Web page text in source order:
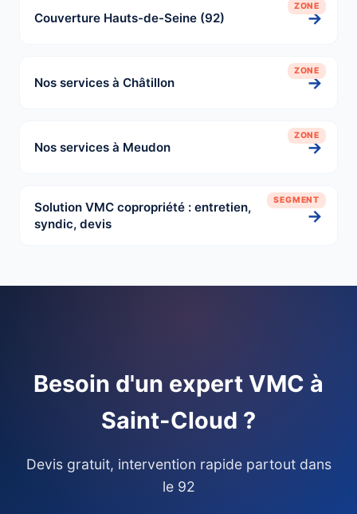
ZONE
Couverture Hauts-de-Seine (92) →
ZONE
Nos services à Châtillon →
ZONE
Nos services à Meudon →
SEGMENT
Solution VMC copropriété : entretien,
syndic, devis
→
Besoin d'un expert VMC à
Saint-Cloud ?
Devis gratuit, intervention rapide partout dans
le 92